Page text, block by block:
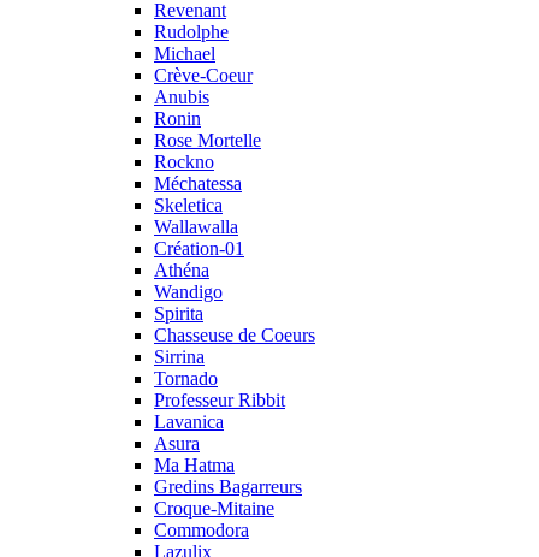
Revenant
Rudolphe
Michael
Crève-Coeur
Anubis
Ronin
Rose Mortelle
Rockno
Méchatessa
Skeletica
Wallawalla
Création-01
Athéna
Wandigo
Spirita
Chasseuse de Coeurs
Sirrina
Tornado
Professeur Ribbit
Lavanica
Asura
Ma Hatma
Gredins Bagarreurs
Croque-Mitaine
Commodora
Lazulix